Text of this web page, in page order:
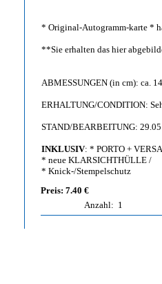
* Original-Autogramm-karte *
**Sie erhalten das hier
ABMESSUNGEN (in cm): ca.
ERHALTUNG/CONDITION:
STAND/BEARBEITUNG:
INKLUSIV: * PORTO +
* neue KLARSICHTHÜLLE /
* Knick-/Stempelschutz
Preis: 7.40 €
Anzahl: 1